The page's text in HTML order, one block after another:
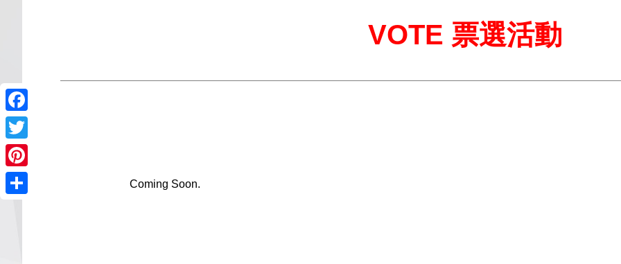
Facebook
Twitter
Pinterest
VOTE 票選活動
Coming Soon.